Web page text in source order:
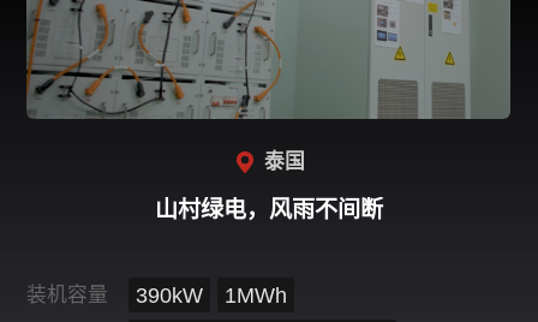
泰国
山村绿电，风雨不间断
装机容量 390kW 1MWh